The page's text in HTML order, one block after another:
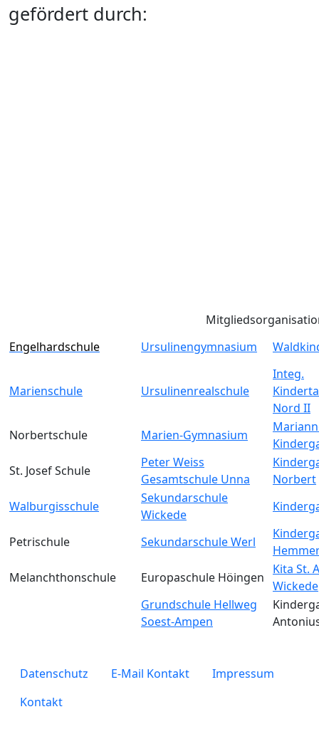
gefördert durch:
Engelhardschule
Ursulinengymnasium
Marienschule Ursulinenrealschule
Integ.
Nord II
Norbertschule
Marien-Gymnasium
St. Josef Schule
Peter Weiss
Gesamtschule Unna
Norbert
Walburgisschule
Sekundarschule
Wickede
Petrischule Sekundarschule Werl
Melanchthonschule
Europaschule Höingen
Kita St.
Wickede
Grundschule Hellweg
Soest-Ampen
legals
Datenschutz E-Mail Kontakt
Impressum
Kontakt